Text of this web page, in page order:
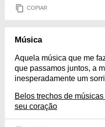
COPIAR
Música
Aquela música que me
que passamos juntos, a
inesperadamente um
Belos trechos de
seu coração